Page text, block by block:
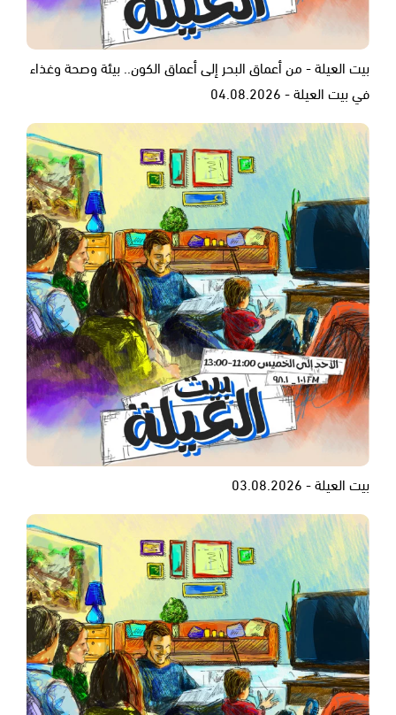
بيت العيلة - من أعماق البحر إلى أعماق الكون.. بيئة وصحة وغذاء
في بيت العيلة - 04.08.2026
بيت العيلة - 03.08.2026